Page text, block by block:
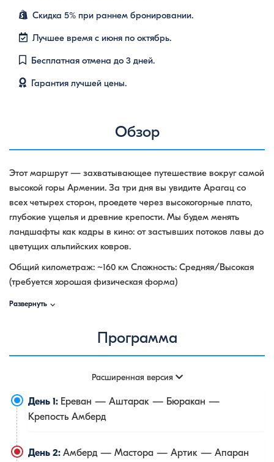
Скидка 5% при раннем бронировании.
Лучшее время с июня по октябрь.
Бесплатная отмена до 3 дней.
Гарантия лучшей цены.
Обзор
Этот маршрут — захватывающее путешествие вокруг самой
высокой горы Армении. За три дня вы увидите Арагац со
всех четырех сторон, проедете через высокогорные плато,
глубокие ущелья и древние крепости. Мы будем менять
ландшафты как кадры в кино: от застывших потоков лавы до
цветущих альпийских ковров.
Общий километраж: ~160 км Сложность: Средняя/Высокая
(требуется хорошая физическая форма)
Развернуть ⌵
Программа
Расширенная версия
День 1: Ереван — Аштарак — Бюракан —
Крепость Амберд
День 2: Амберд — Мастора — Артик — Апаран